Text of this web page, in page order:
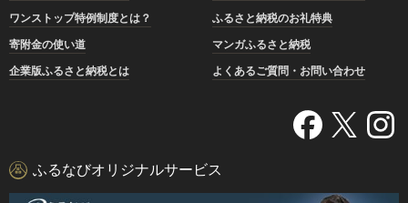
ワンストップ特例制度とは？
ふるさと納税のお礼特典
寄附金の使い道
マンガふるさと納税
企業版ふるさと納税とは
よくあるご質問・お問い合わせ
ふるなびオリジナルサービス